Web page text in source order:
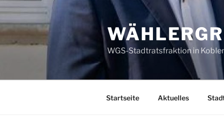
Zum
Inhalt
springen
WGS-Stadtratsfraktion in
Startseite Aktuelles